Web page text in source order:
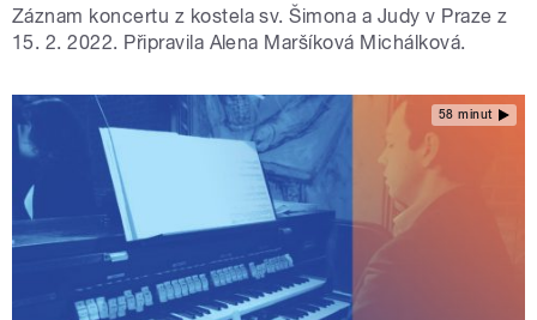
Záznam koncertu z kostela sv. Šimona a Judy v Praze z
15. 2. 2022. Připravila Alena Maršíková Michálková.
58 minut